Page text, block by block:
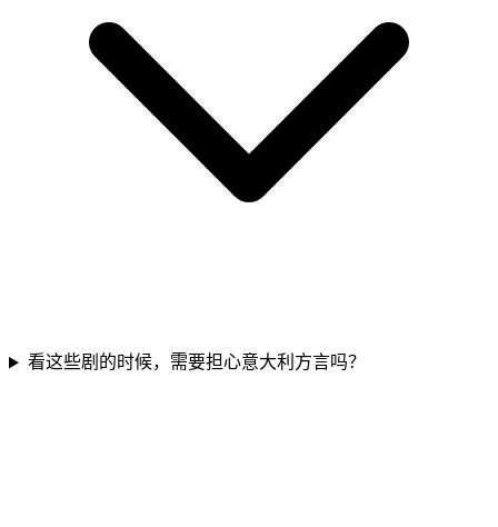
看这些剧的时候，需要担心意大利方言吗？